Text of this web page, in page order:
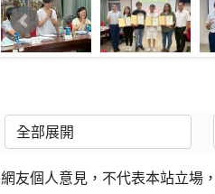
網友個人意見，不代表本站立場